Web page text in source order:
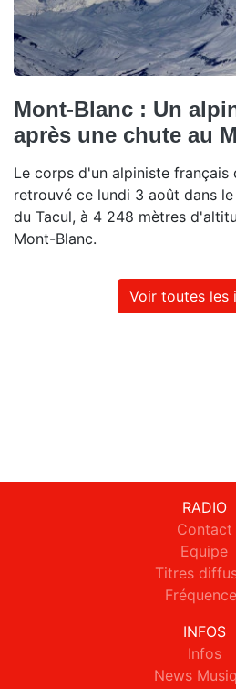
Mont-Blanc : Un
après une chute au
Le corps d'un alpiniste français
retrouvé ce lundi 3 août dans
du Tacul, à 4 248 mètres
Mont-Blanc.
Voir toutes les
RADIO
Contact
Equipe
Titres
INFOS
Infos
News